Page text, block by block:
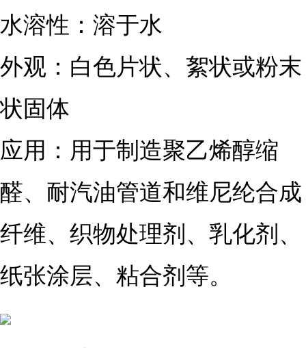
水溶性：溶于水
外观：白色片状、絮状或粉末
状固体
应用：用于制造聚乙烯醇缩
醛、耐汽油管道和维尼纶合成
纤维、织物处理剂、乳化剂、
纸张涂层、粘合剂等。